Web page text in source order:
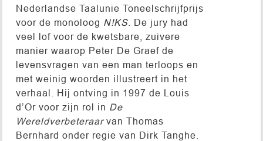
Nederlandse Taalunie Toneelschrijfprijs
voor de monoloog N!KS. De jury had
veel lof voor de kwetsbare, zuivere
manier waarop Peter De Graef de
levensvragen van een man terloops en
met weinig woorden illustreert in het
verhaal. Hij ontving in 1997 de Louis
d’Or voor zijn rol in De
Wereldverbeteraarvan Thomas
Bernhard onder regie van Dirk Tanghe.